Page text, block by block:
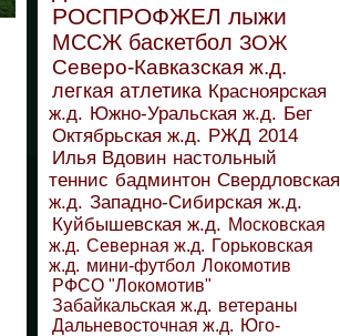
РОСПРОФЖЕЛ лыжи
МССЖ баскетбол ЗОЖ
Северо-Кавказская ж.д.
легкая атлетика Красноярская
ж.д. Южно-Уральская ж.д. Бег
Октябрьская ж.д. РЖД 2014
Илья Вдовин настольный
теннис бадминтон Свердловская
ж.д. Западно-Сибирская ж.д.
Куйбышевская ж.д. Московская
ж.д. Северная ж.д. Горьковская
ж.д. мини-футбол Локомотив
РФСО "Локомотив"
Забайкальская ж.д. ветераны
Дальневосточная ж.д. Юго-